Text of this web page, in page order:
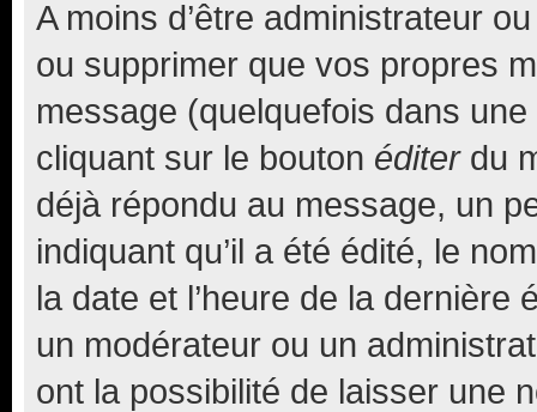
A moins d’être administrateur
ou supprimer que vos propres
message (quelquefois dans
cliquant sur le bouton éditerdu
déjà répondu au message, un
indiquant qu’il a été édité, le
la date et l’heure de la dernière
un modérateur ou un
ont la possibilité de laisser une